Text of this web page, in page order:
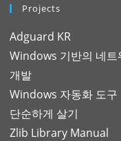
Projects
Adguard KR
Windows 기반의 네트
개발
Windows 자동화 도구
단순하게 살기
Zlib Library Manual